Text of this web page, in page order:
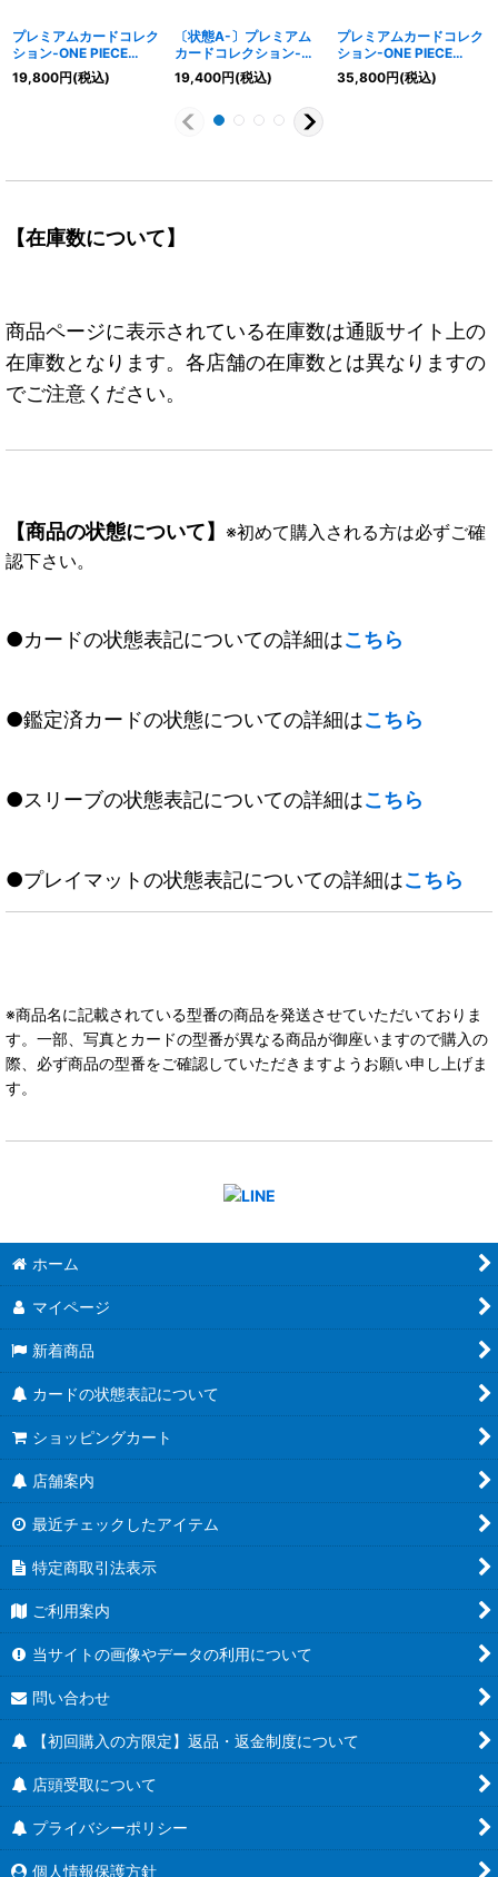
プレミアムカードコレク
ション‐ONE PIECE
FILM RED‐【未開封
BOX】{-}
19,800円(税込)
〔状態A-〕プレミアム
カードコレクション‐
ONE PIECE FILM RED‐
【未開封BOX】{-}
19,400円(税込)
プレミアムカードコレク
ション-ONE PIECE
DAY25-【未開封BOX】
{-}
35,800円(税込)
【在庫数について】
商品ページに表示されている在庫数は通販サイト上の
在庫数となります。各店舗の在庫数とは異なりますの
でご注意ください。
【商品の状態について】 ※初めて購入される方は必ずご確
認下さい。
●カードの状態表記についての詳細はこちら
●鑑定済カードの状態についての詳細はこちら
●スリーブの状態表記についての詳細はこちら
●プレイマットの状態表記についての詳細はこちら
※商品名に記載されている型番の商品を発送させていただいておりま
す。一部、写真とカードの型番が異なる商品が御座いますので購入の
際、必ず商品の型番をご確認していただきますようお願い申し上げま
す。
ホーム
マイページ
新着商品
カードの状態表記について
ショッピングカート
店舗案内
最近チェックしたアイテム
特定商取引法表示
ご利用案内
当サイトの画像やデータの利用について
問い合わせ
【初回購入の方限定】返品・返金制度について
店頭受取について
プライバシーポリシー
個人情報保護方針